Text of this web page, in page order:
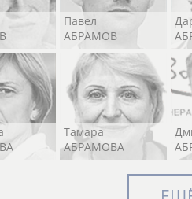
Павел
АБРАМОВ
Тамара
АБРАМОВА